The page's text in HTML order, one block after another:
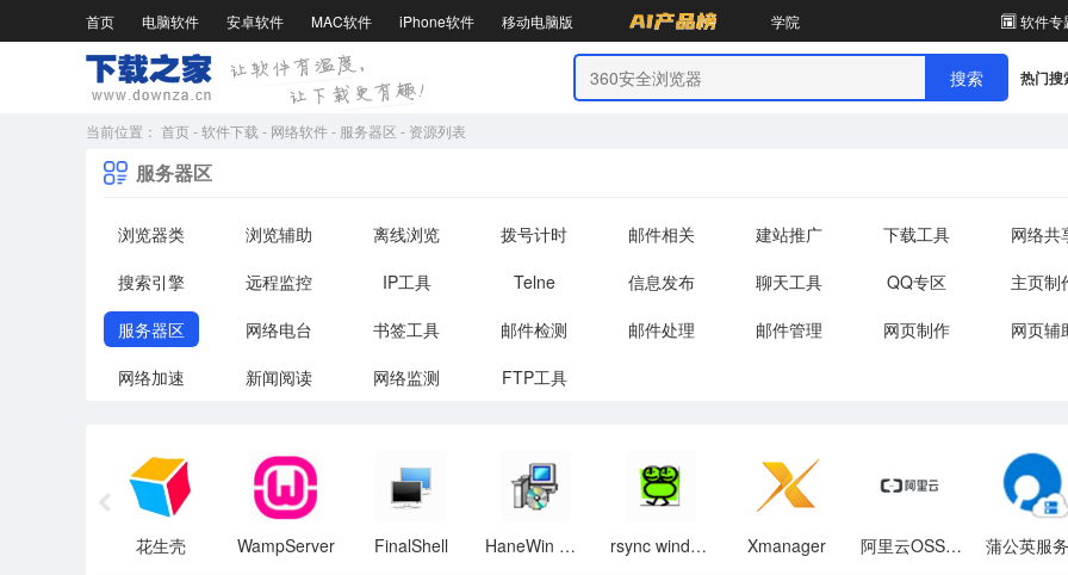
首页 电脑软件 安卓软件 MAC软件 iPhone软件 移动电脑版 学院 软件专
热门搜
当前位置： 首页-软件下载 - 网络软件- 服务器区 - 资源列表
服务器区
浏览器类 浏览辅助 离线浏览 拨号计时 邮件相关 建站推广 下载工具
网络共
搜索引擎
远程监控 IP工具 Telne 信息发布 聊天工具 QQ专区
主页制
服务器区
网络电台 书签工具 邮件检测 邮件处理 邮件管理 网页制作
网页辅
网络加速
新闻阅读 网络监测 FTP工具
花生壳 WampServer FinalShell HaneWin NFS Server rsync windows版 Xmanager 阿里云OSS客户端